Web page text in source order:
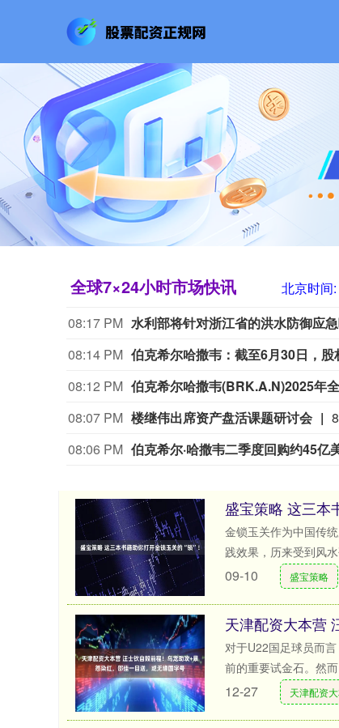
全球7×24小时市场快讯 北京时间:
08:17 PM 水利部将针对浙江省的洪水防御应
08:14 PM
08:12 PM
08:07 PM 楼继伟出席资产盘活课题研讨会
08:06 PM 伯克希尔·哈撒韦二季度回购约45亿
盛宝策略 这三本
金锁玉关作为中国传
践效果，历来受到风
09-10 盛宝策略
对于U22国足球员而
前的重要试金石。然
12-27 天津配资